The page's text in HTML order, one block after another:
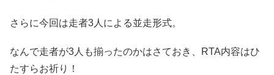
さらに今回は走者3人による並走形式。
なんで走者が3人も揃ったのかはさておき、RTA内容はひ
たすらお祈り！